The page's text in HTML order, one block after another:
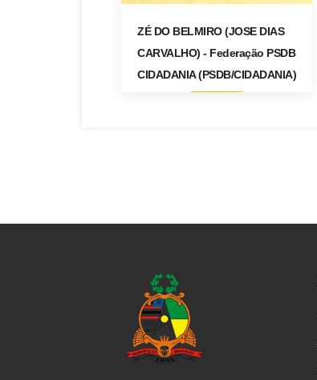
ZÉ DO BELMIRO (JOSE DIAS
CARVALHO) - Federação PSDB
CIDADANIA (PSDB/CIDADANIA)